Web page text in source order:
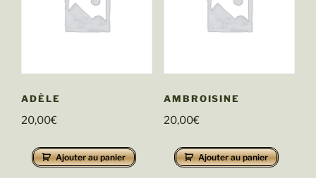
ADÈLE
20,00€
Ajouter au panier
AMBROISINE
20,00€
Ajouter au panier